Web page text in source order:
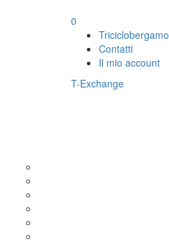
0
Triciclobergamo
Contatti
Il mio account
T-Exchange